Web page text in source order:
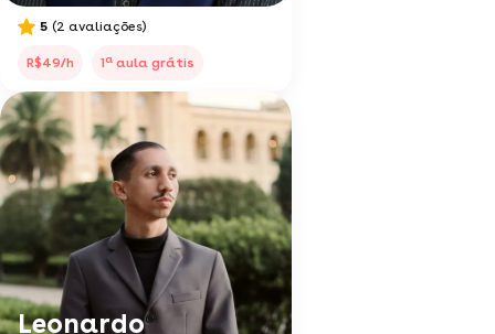
5 (2 avaliações)
R$49/h 1a aula grátis
Leonardo